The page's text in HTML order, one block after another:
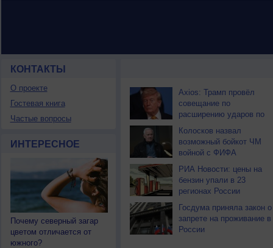
КОНТАКТЫ
О проекте
Гостевая книга
Частые вопросы
ИНТЕРЕСНОЕ
Почему северный загар
цветом отличается от
южного?
НОВОСТИ ПАРТНЕРОВ
Axios: Трамп провёл
совещание по
расширению ударов по
Ирану
Колосков назвал
возможный бойкот ЧМ
войной с ФИФА
РИА Новости: цены на
бензин упали в 23
регионах России
Госдума приняла закон о
запрете на проживание в
России